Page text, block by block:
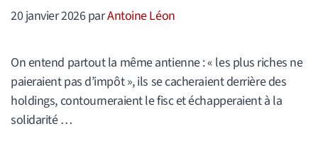
20 janvier 2026parAntoine Léon
On entend partout la même antienne : « les plus riches ne
paieraient pas d’impôt », ils se cacheraient derrière des
holdings, contourneraient le fisc et échapperaient à la
solidarité …